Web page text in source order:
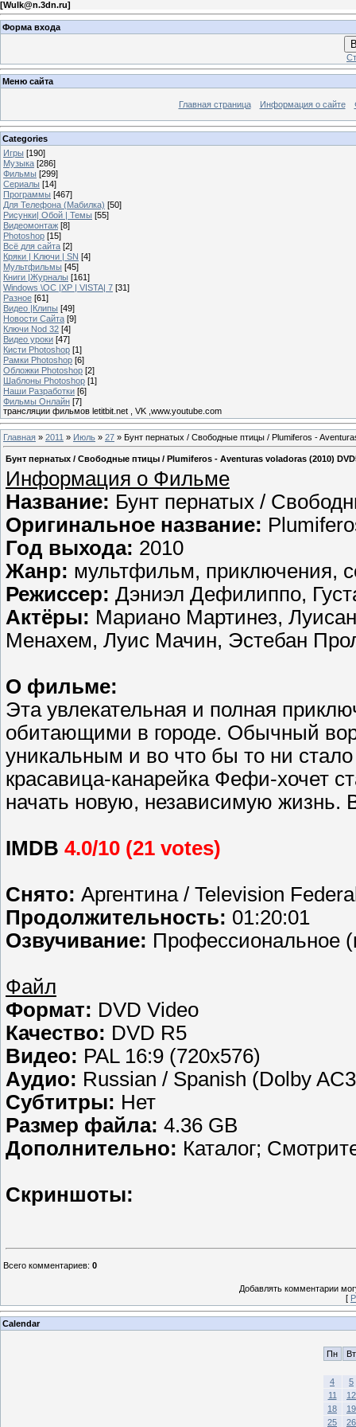
[Wulk@n.3dn.ru]
Форма входа
Меню сайта
Главная страница Информация о сайте
Categories
Игры [190]
Музыка [286]
Фильмы [299]
Сериалы [14]
Программы [467]
Для Телефона (Мабилка) [50]
Рисунки| Обой | Темы [55]
Видеомонтаж [8]
Photoshop [15]
Всё для сайта [2]
Кряки | Kлючи | SN [4]
Мультфильмы [45]
Книги |Журналы [161]
Windows \OC |XP | VISTA| 7 [31]
Разное [61]
Видео |Клипы [49]
Новости Сайта [9]
Ключи Nod 32 [4]
Видео уроки [47]
Кисти Photoshop [1]
Рамки Photoshop [6]
Обложки Photoshop [2]
Шаблоны Photoshop [1]
Наши Разработки [6]
Фильмы Онлайн [7]
трансляции фильмов letitbit.net , VK ,www.youtube.com
Главная » 2011 » Июль » 27 » Бунт пернатых / Свободные птицы / Plumiferos -
Бунт пернатых / Свободные птицы / Plumiferos - Aventuras voladoras (2010)
Информация о Фильме
Название: Бунт пернатых /
Оригинальное название:
Год выхода: 2010
Жанр: мультфильм, приключения,
Режиссер: Дэниэл Дефилиппо,
Актёры: Мариано Мартинез,
Менахем, Луис Мачин, Эстебан
О фильме:
Эта увлекательная и полная
обитающими в городе. Обычный
уникальным и во что бы то ни
красавица-канарейка Фефи-хочет
начать новую, независимую жизнь.
IMDB 4.0/10 (21 votes)
Снято: Аргентина / Television
Продолжительность: 01:20:01
Озвучивание: Профессиональное
Файл
Формат: DVD Video
Качество: DVD R5
Видео: PAL 16:9 (720x576)
Аудио: Russian / Spanish (Dolby
Субтитры: Нет
Размер файла: 4.36 GB
Дополнительно: Каталог;
Скриншоты:
Всего комментариев: 0
Добавлять комментарии
[
Calendar
Пн Вт
4
5
11
12
18
19
25
26